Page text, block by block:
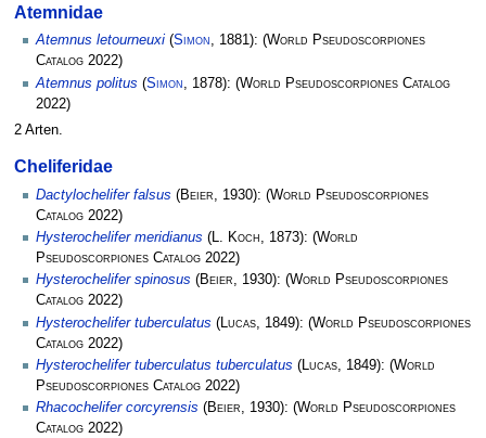
Atemnidae
Atemnus letourneuxi (Simon, 1881): (World Pseudoscorpiones
Catalog 2022)
Atemnus politus (Simon , 1878): (World Pseudoscorpiones Catalog
2022)
2 Arten.
Cheliferidae
Dactylochelifer falsus (Beier, 1930): (World Pseudoscorpiones
Catalog 2022)
Hysterochelifer meridianus (L. Koch, 1873): (World
Pseudoscorpiones Catalog 2022)
Hysterochelifer spinosus (Beier, 1930): (World Pseudoscorpiones
Catalog 2022)
Hysterochelifer tuberculatus ( Lucas , 1849): (World Pseudoscorpiones
Catalog 2022)
Hysterochelifer tuberculatus tuberculatus (Lucas, 1849): (World
Pseudoscorpiones Catalog 2022)
Rhacochelifer corcyrensis (Beier, 1930): (World Pseudoscorpiones
Catalog 2022)